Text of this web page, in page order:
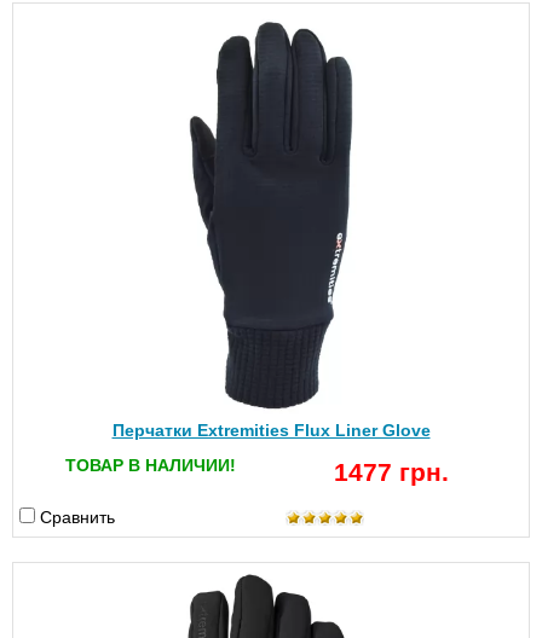
Перчатки Extremities Flux Liner Glove
ТОВАР В НАЛИЧИИ!
1477 грн.
Сравнить